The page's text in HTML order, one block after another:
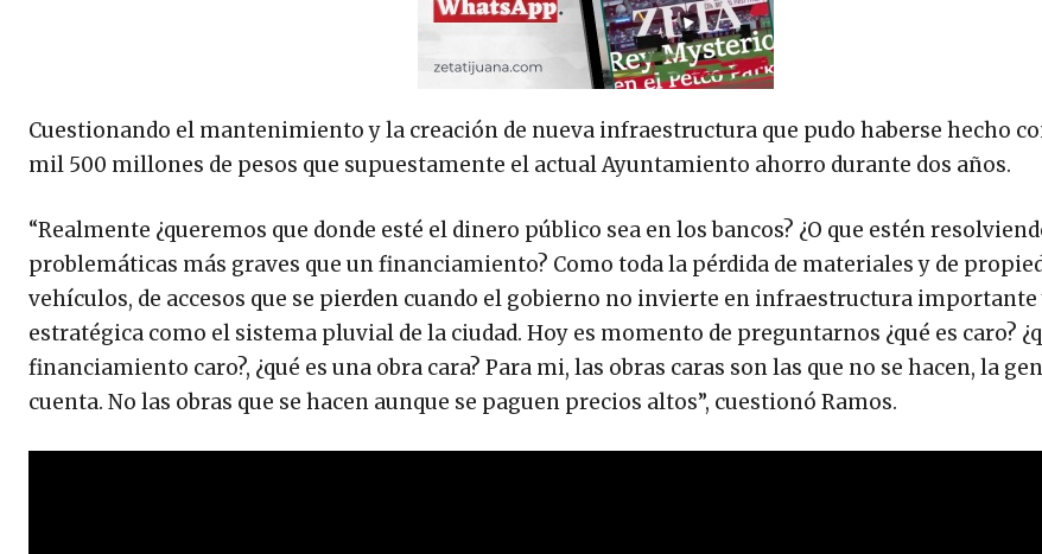
Cuestionando el mantenimiento y la creación de nueva infraestructura que pudo haberse hecho
mil 500 millones de pesos que supuestamente el actual Ayuntamiento ahorro durante dos años.
“Realmente ¿queremos que donde esté el dinero público sea en los bancos? ¿O que estén
problemáticas más graves que un financiamiento? Como toda la pérdida de materiales y de
vehículos, de accesos que se pierden cuando el gobierno no invierte en infraestructura importante
estratégica como el sistema pluvial de la ciudad. Hoy es momento de preguntarnos ¿qué es caro?
financiamiento caro?, ¿qué es una obra cara? Para mi, las obras caras son las que no se hacen, la
cuenta. No las obras que se hacen aunque se paguen precios altos”, cuestionó Ramos.